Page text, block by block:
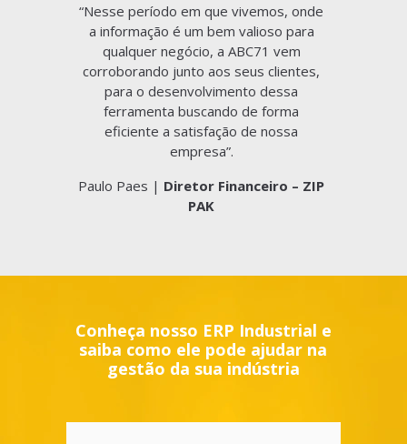
“Nesse período em que vivemos, onde
a informação é um bem valioso para
qualquer negócio, a ABC71 vem
corroborando junto aos seus clientes,
para o desenvolvimento dessa
ferramenta buscando de forma
eficiente a satisfação de nossa
empresa”.
Paulo Paes | Diretor Financeiro – ZIP
PAK
Conheça nosso ERP Industrial e
saiba como ele pode ajudar na
gestão da sua indústria